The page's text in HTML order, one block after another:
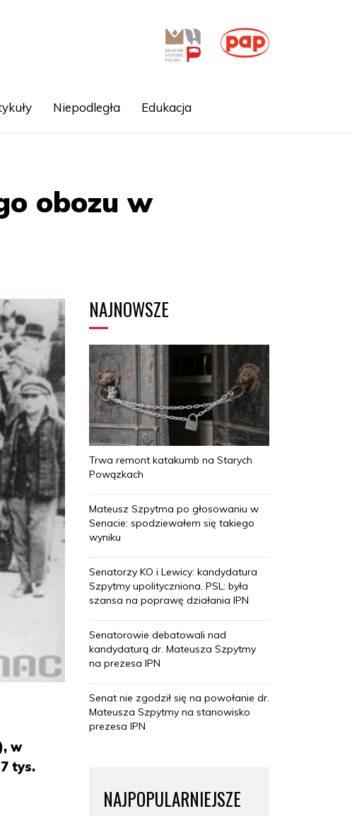
Niepodległa Edukacja
obozu w
w
tys.
NAJNOWSZE
Trwa remont katakumb na Starych
Powązkach
Mateusz Szpytma po głosowaniu w
Senacie: spodziewałem się takiego
wyniku
Senatorzy KO i Lewicy: kandydatura
Szpytmy upolityczniona. PSL: była
szansa na poprawę działania IPN
Senatorowie debatowali nad
kandydaturą dr. Mateusza Szpytmy
na prezesa IPN
Senat nie zgodził się na powołanie dr.
Mateusza Szpytmy na stanowisko
prezesa IPN
NAJPOPULARNIEJSZE